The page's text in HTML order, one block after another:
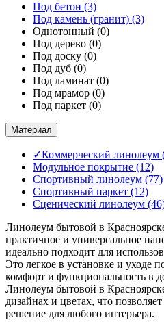
Под бетон (3)
Под камень (гранит) (3)
Однотонный (0)
Под дерево (0)
Под доску (0)
Под дуб (0)
Под ламинат (0)
Под мрамор (0)
Под паркет (0)
Материал
✓Коммерческий линолеум
Модульное покрытие (12)
Спортивный линолеум (77)
Спортивный паркет (12)
Сценический линолеум
Линолеум бытовой в
практичное и универсальное
идеально подходит для
Это легкое в установке и уходе
комфорт и функциональность в
Линолеум бытовой в
дизайнах и цветах, что
решение для любого интерьера.